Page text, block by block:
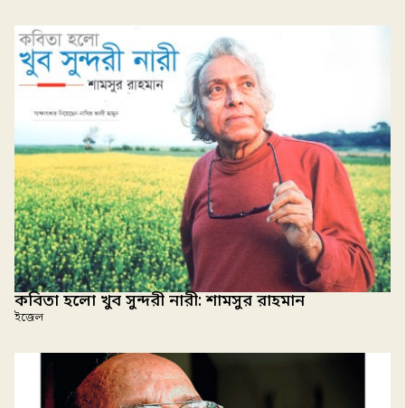
কবিতা হলো খুব সুন্দরী নারী: শামসুর রাহমান
ইজেল